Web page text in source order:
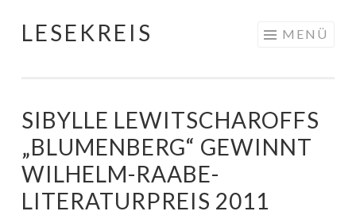
Springe
LESEKREIS MENÜ
SIBYLLE LEWITSCHAROFFS
„BLUMENBERG“ GEWINNT
WILHELM-RAABE-
LITERATURPREIS 2011